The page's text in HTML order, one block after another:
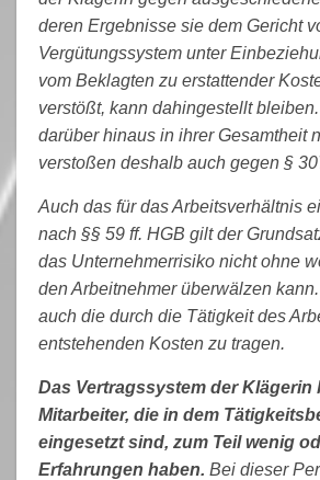
deren Ergebnisse sie dem Gericht
Vergütungssystem unter
vom Beklagten zu erstattender
verstößt, kann dahingestellt
darüber hinaus in ihrer Gesamtheit
verstoßen deshalb auch gegen §
Auch das für das Arbeitsverhältnis
nach §§ 59 ff. HGB gilt der
das Unternehmerrisiko nicht ohne
den Arbeitnehmer überwälzen
auch die durch die Tätigkeit des
entstehenden Kosten zu tragen.
Das Vertragssystem der
Mitarbeiter, die in dem
eingesetzt sind, zum Teil wenig
Erfahrungen haben. Bei dieser